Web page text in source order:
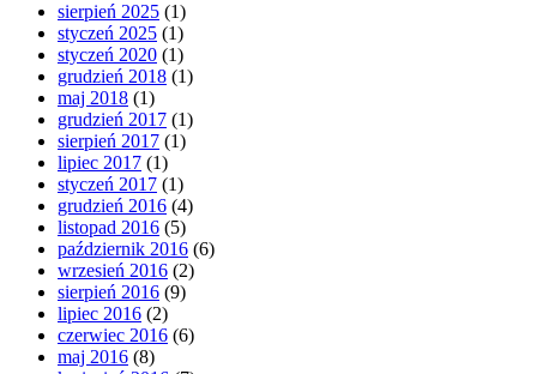
sierpień 2025 (1)
styczeń 2025 (1)
styczeń 2020 (1)
grudzień 2018 (1)
maj 2018 (1)
grudzień 2017 (1)
sierpień 2017 (1)
lipiec 2017 (1)
styczeń 2017 (1)
grudzień 2016 (4)
listopad 2016 (5)
październik 2016 (6)
wrzesień 2016 (2)
sierpień 2016 (9)
lipiec 2016 (2)
czerwiec 2016 (6)
maj 2016 (8)